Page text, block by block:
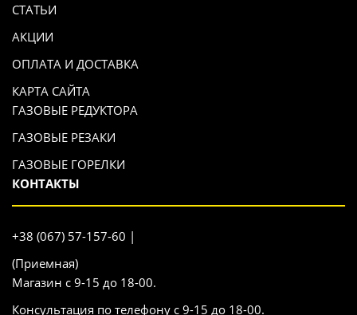
СТАТЬИ
АКЦИИ
ОПЛАТА И ДОСТАВКА
КАРТА САЙТА
ГАЗОВЫЕ РЕДУКТОРА
ГАЗОВЫЕ РЕЗАКИ
ГАЗОВЫЕ ГОРЕЛКИ
КОНТАКТЫ
+38 (067) 57-157-60 |
(Приемная)
Магазин с 9-15 до 18-00.
Консультация по телефону с 9-15 до 18-00.